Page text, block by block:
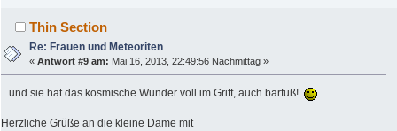
Thin Section
Re: Frauen und Meteoriten
«Antwort #9 am: Mai 16, 2013, 22:49:56 Nachmittag »
...und sie hat das kosmische Wunder voll im Griff, auch barfuß!
Herzliche Grüße an die kleine Dame mit